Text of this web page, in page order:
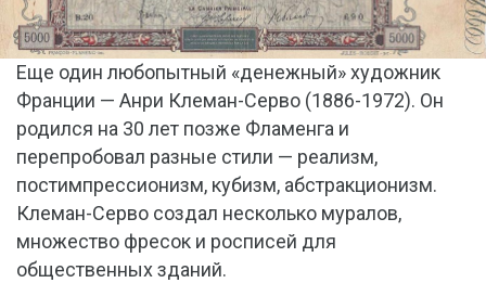
Еще один любопытный «денежный» художник
Франции — Анри Клеман-Серво (1886-1972). Он
родился на 30 лет позже Фламенга и
перепробовал разные стили — реализм,
постимпрессионизм, кубизм, абстракционизм.
Клеман-Серво создал несколько муралов,
множество фресок и росписей для
общественных зданий.